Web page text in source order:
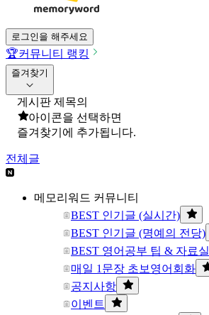
로그인을 해주세요
🏆커뮤니티 랭킹
즐겨찾기
게시판 제목의
아이콘을 선택하면
즐겨찾기에 추가됩니다.
전체글
메모리워드 커뮤니티
BEST 인기글 (실시간)
BEST 인기글 (명예의 전당)
BEST 영어공부 팁 & 자료실
매일 1문장 초보영어회화
공지사항
이벤트